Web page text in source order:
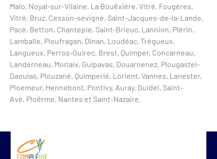
Malo, Noyal-sur-Vilaine, La Bouëxière, Vitré, Fougères,
Vitré, Bruz, Cesson-sévigné, Saint-Jacques-de-la-Lande,
Pacé, Betton, Chantepie, Saint-Brieuc, Lannion, Plérin,
Lamballe, Ploufragan, Dinan, Loudéac, Trégueux,
Langueux, Perros-Guirec, Brest, Quimper, Concarneau,
Landerneau, Morlaix, Guipavas, Douarnenez, Plougastel-
Daoulas, Plouzané, Quimperlé, Lorient, Vannes, Lanester,
Ploemeur, Hennebont, Pontivy, Auray, Guidel, Saint-
Avé, Ploërme, Nantes et Saint-Nazaire.